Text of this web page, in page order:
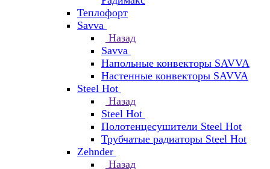
Теплофорт
Savva
Назад
Savva
Напольные конвекторы SAVVA
Настенные конвекторы SAVVA
Steel Hot
Назад
Steel Hot
Полотенцесушители Steel Hot
Трубчатые радиаторы Steel Hot
Zehnder
Назад